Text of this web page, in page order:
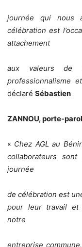
journée qui nous
célébration est
attachement
aux valeurs de
professionnalisme
déclaré Sébastien
ZANNOU, porte-
« Chez AGL au
collaborateurs
journée
de célébration est
pour leur travail et
notre
entreprise